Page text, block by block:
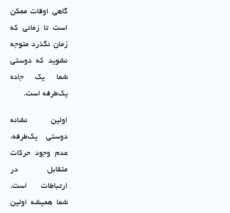
گاهی اوقات ممکن
است تا زمانی که
زمان نگذرد متوجه
نشوید که دوستی
شما یک جاده
یک‌طرفه است.
اولین نشانه
دوستی یک‌طرفه،
عدم وجود حرکات
متقابل در
ارتباطات است.
شما همیشه اولین